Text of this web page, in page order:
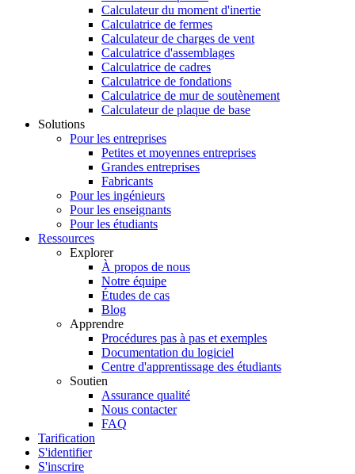
Calculateur du moment d'inertie
Calculatrice de fermes
Calculateur de charges de vent
Calculatrice d'assemblages
Calculatrice de cadres
Calculatrice de fondations
Calculatrice de mur de soutènement
Calculateur de plaque de base
Solutions
Pour les entreprises
Petites et moyennes entreprises
Grandes entreprises
Fabricants
Pour les ingénieurs
Pour les enseignants
Pour les étudiants
Ressources
Explorer
À propos de nous
Notre équipe
Études de cas
Blog
Apprendre
Procédures pas à pas et exemples
Documentation du logiciel
Centre d'apprentissage des étudiants
Soutien
Assurance qualité
Nous contacter
FAQ
Tarification
S'identifier
S'inscrire